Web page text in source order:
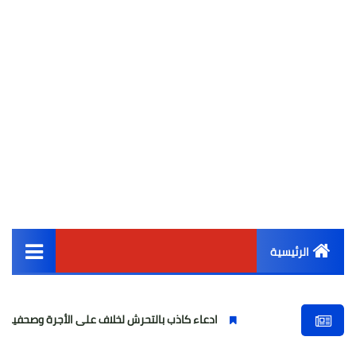
الرئيسية
أخبار مصر
ادعاء كاذب بالتحرش لخلاف على الأجرة وصحفية وهمية